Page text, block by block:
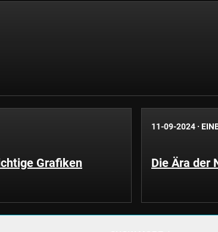
Grafiken
11-09-2024 ·
Die Ära der